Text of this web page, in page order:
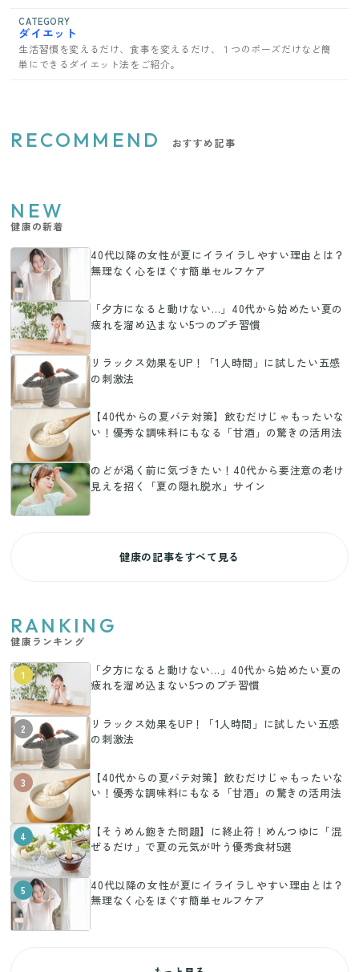
CATEGORY
ダイエット
生活習慣を変えるだけ、食事を変えるだけ、１つのポーズだけなど簡
単にできるダイエット法をご紹介。
RECOMMEND おすすめ記事
NEW
健康の新着
40代以降の女性が夏にイライラしやすい理由とは？
無理なく心をほぐす簡単セルフケア
「夕方になると動けない…」40代から始めたい夏の
疲れを溜め込まない5つのプチ習慣
リラックス効果をUP！「1人時間」に試したい五感
の刺激法
【40代からの夏バテ対策】飲むだけじゃもったいな
い！優秀な調味料にもなる「甘酒」の驚きの活用法
のどが渇く前に気づきたい！40代から要注意の老け
見えを招く「夏の隠れ脱水」サイン
健康の記事をすべて見る
RANKING
健康ランキング
1
「夕方になると動けない…」40代から始めたい夏の
疲れを溜め込まない5つのプチ習慣
2
リラックス効果をUP！「1人時間」に試したい五感
の刺激法
3
【40代からの夏バテ対策】飲むだけじゃもったいな
い！優秀な調味料にもなる「甘酒」の驚きの活用法
4
【そうめん飽きた問題】に終止符！めんつゆに「混
ぜるだけ」で夏の元気が叶う優秀食材5選
5
40代以降の女性が夏にイライラしやすい理由とは？
無理なく心をほぐす簡単セルフケア